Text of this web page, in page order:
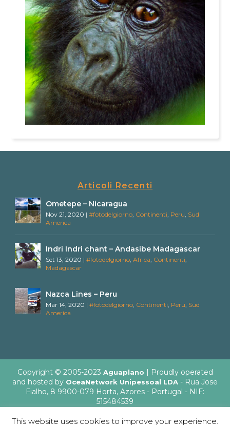
Articoli Recenti
Ometepe – Nicaragua
Nov 21, 2020 |#fotodelgiorno Continenti Peru Sud
America
Indri Indri chant – Andasibe Madagascar
Set 13, 2020 |#fotodelgiorno ,Africa Continenti
Madagascar
Nazca Lines – Peru
Mar 14, 2020 |#fotodelgiorno Continenti Peru Sud
America
Copyright © 2005-2023 Aguaplano | Proudly operated
and hosted by OceaNetwork Unipessoal LDA - Rua Jose
Fialho, 8 9900-079 Horta, Azores - Portugal - NIF:
515484539
This website uses cookies to improve your experience.